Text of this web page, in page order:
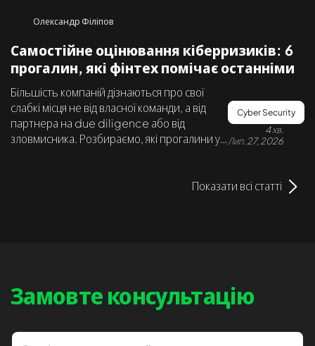
Олександр Філіпов
Самостійне оцінювання кіберризиків: 6
прогалин, які фінтех помічає останніми
Більшість компаній дізнаються про свої
слабкі місця не від власної команди, а від
партнера на due diligence або від
зловмисника. Розбираємо, які прогалини у
Cyber Security
4 хв.
Лип. 27, 2026
Показати всі статті
Замовте консультацію